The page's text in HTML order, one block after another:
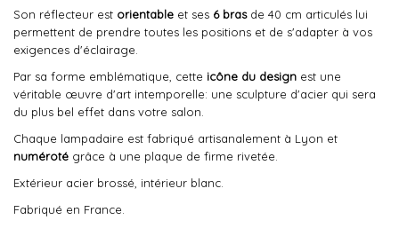
Son réflecteur est orientable et ses 6 brasde 40 cm articulés lui
permettent de prendre toutes les positions et de s'adapter à vos
exigences d'éclairage.
Par sa forme emblématique, cette icône du design est une
véritable œuvre d'art intemporelle: une sculpture d'acier qui sera
du plus bel effet dans votre salon.
Chaque lampadaire est fabriqué artisanalement à Lyon et
numéroté grâce à une plaque de firme rivetée.
Extérieur acier brossé, intérieur blanc.
Fabriqué en France.